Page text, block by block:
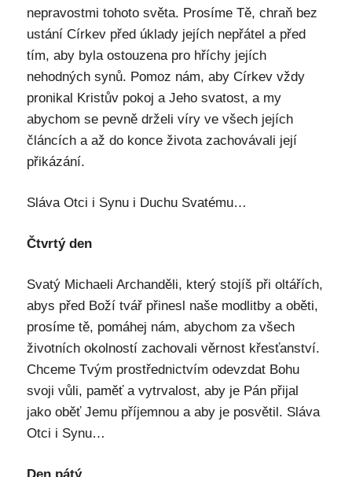
nepravostmi tohoto světa. Prosíme Tě, chraň bez
ustání Církev před úklady jejích nepřátel a před
tím, aby byla ostouzena pro hříchy jejích
nehodných synů. Pomoz nám, aby Církev vždy
pronikal Kristův pokoj a Jeho svatost, a my
abychom se pevně drželi víry ve všech jejích
článcích a až do konce života zachovávali její
přikázání.
Sláva Otci i Synu i Duchu Svatému…
Čtvrtý den
Svatý Michaeli Archanděli, který stojíš při oltářích,
abys před Boží tvář přinesl naše modlitby a oběti,
prosíme tě, pomáhej nám, abychom za všech
životních okolností zachovali věrnost křesťanství.
Chceme Tvým prostřednictvím odevzdat Bohu
svoji vůli, paměť a vytrvalost, aby je Pán přijal
jako oběť Jemu příjemnou a aby je posvětil. Sláva
Otci i Synu…